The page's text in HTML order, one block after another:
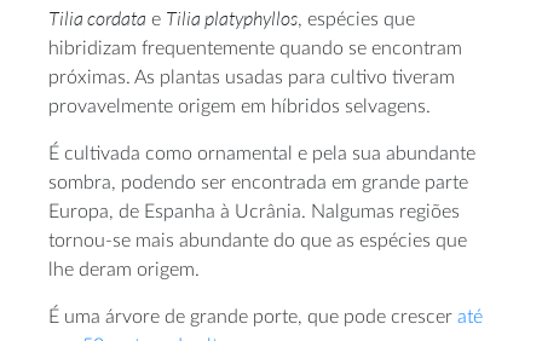
Tilia cordata e Tilia platyphyllos, espécies que
hibridizam frequentemente quando se encontram
próximas. As plantas usadas para cultivo tiveram
provavelmente origem em híbridos selvagens.
É cultivada como ornamental e pela sua abundante
sombra, podendo ser encontrada em grande parte
Europa, de Espanha à Ucrânia. Nalgumas regiões
tornou-se mais abundante do que as espécies que
lhe deram origem.
É uma árvore de grande porte, que pode crescer até